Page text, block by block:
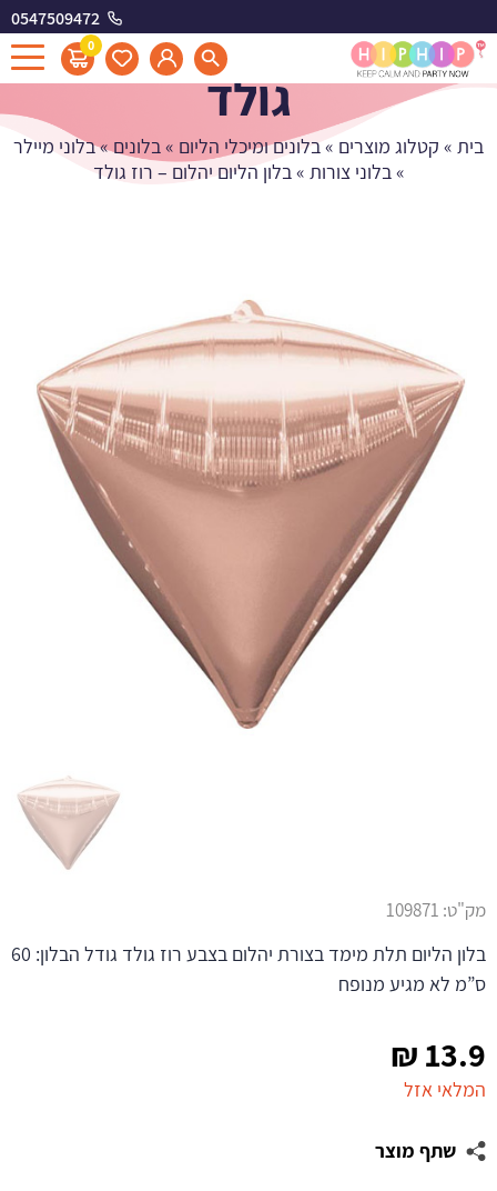
0547509472
0
בלון הליום יהלום - רוז
גולד
בית » קטלוג מוצרים »בלונים ומיכלי הליום »בלונים»בלוני מיילר
»בלוני צורות »בלון הליום יהלום – רוז גולד
13.9
₪
המלאי אזל
שתף מוצר
מק"ט: 109871
בלון הליום תלת מימד בצורת יהלום בצבע רוז גולד גודל הבלון: 60
ס”מ לא מגיע מנופח